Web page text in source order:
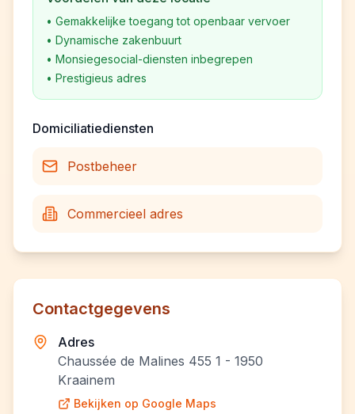
• Gemakkelijke toegang tot openbaar vervoer
• Dynamische zakenbuurt
• Monsiegesocial-diensten inbegrepen
• Prestigieus adres
Domiciliatiediensten
Postbeheer
Commercieel adres
Contactgegevens
Adres
Chaussée de Malines 455 1 - 1950
Kraainem
Bekijken op Google Maps